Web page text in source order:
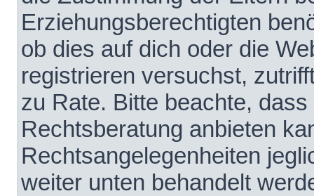
Erziehungsberechtigten
ob dies auf dich oder die
registrieren versuchst,
zu Rate. Bitte beachte,
Rechtsberatung anbieten
Rechtsangelegenheiten
weiter unten behandelt